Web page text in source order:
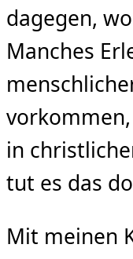
dagegen,
Manches
in
tut es das
Mit meinen